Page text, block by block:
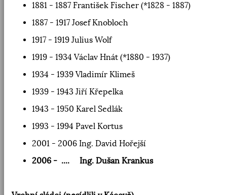
1881 - 1887 František Fischer (*1828 - 1887)
1887 - 1917 Josef Knobloch
1917 - 1919 Julius Wolf
1919 - 1934 Václav Hnát (*1880 - 1937)
1934 - 1939 Vladimír Klimeš
1939 - 1943 Jiří Křepelka
1943 - 1950 Karel Sedlák
1993 - 1994 Pavel Kortus
2001 - 2006 Ing. David Hořejší
2006 - .... Ing. Dušan Krankus